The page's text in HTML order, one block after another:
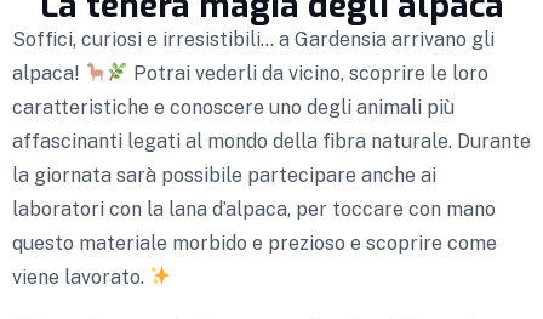
Soffici, curiosi e irresistibili… a Gardensia arrivano gli
alpaca!
Potrai vederli da vicino, scoprire le loro
caratteristiche e conoscere uno degli animali più
affascinanti legati al mondo della fibra naturale. Durante
la giornata sarà possibile partecipare anche ai
laboratori con la lana d’alpaca, per toccare con mano
questo materiale morbido e prezioso e scoprire come
viene lavorato.